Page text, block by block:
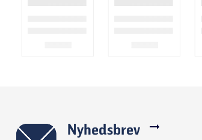
Nyhedsbrev